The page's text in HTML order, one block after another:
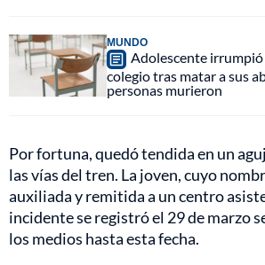
MUNDO
Adolescente irrumpió
colegio tras matar a sus
personas murieron
Por fortuna, quedó tendida en un
las vías del tren. La joven, cuyo
auxiliada y remitida a un centro
incidente se registró el 29 de marzo
los medios hasta esta fecha.